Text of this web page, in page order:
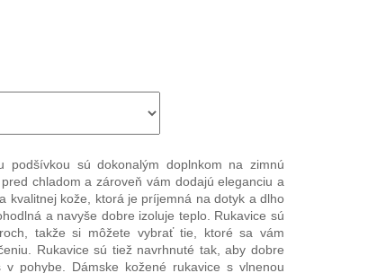
podšívkou sú dokonalým doplnkom na zimnú
chladom a zároveň vám dodajú eleganciu a
kvalitnej kože, ktorá je príjemná na dotyk a dlho
a navyše dobre izoluje teplo. Rukavice sú
takže si môžete vybrať tie, ktoré sa vám
Rukavice sú tiež navrhnuté tak, aby dobre
pohybe. Dámske kožené rukavice s vlnenou